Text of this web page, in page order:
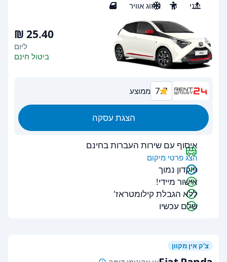
ידני
5 מיזוג אוויר 4
ליום
ביטול חינם
7.7 ממוצע
הצגת עסקה
איסוף עם שירות העברות בחינם
הצג פרטי מיקום
פיקדון נמוך
אישור מיידי!
ללא הגבלת קילומטראז'
שלם עכשיו
צ'ק אין מקוון